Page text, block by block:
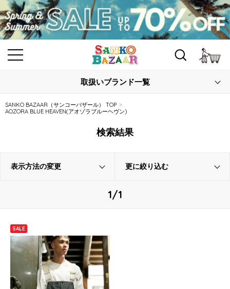
取扱いブランド一覧
SANKO BAZAAR（サンコーバザール） TOP
AOZORA BLUE HEAVEN(アオゾラブルーヘヴン)
検索結果
表示方法の変更 更に絞り込む
1/1
SALE